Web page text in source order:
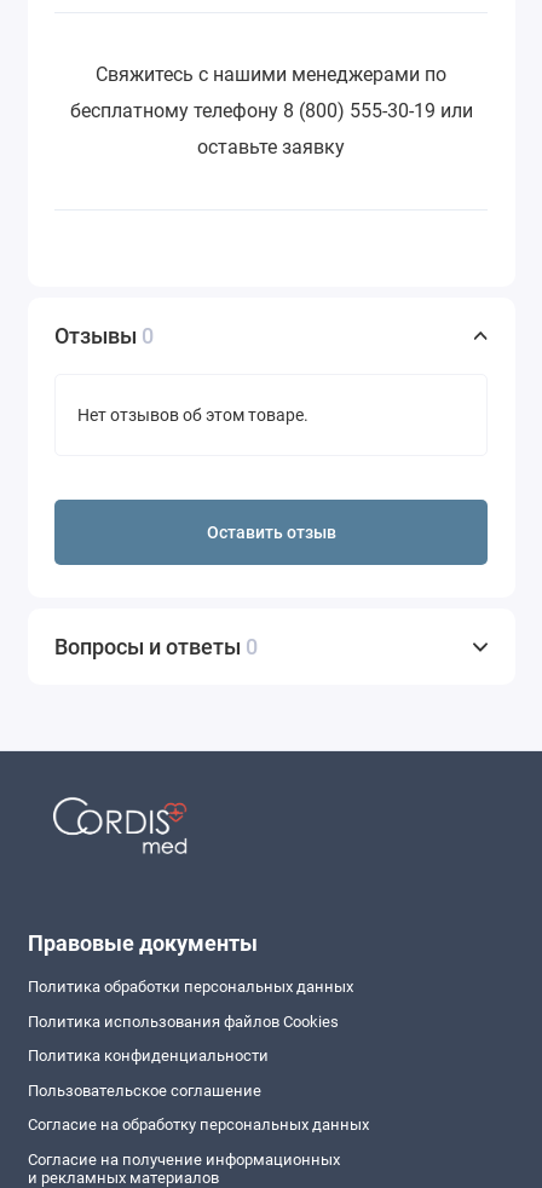
Свяжитесь с нашими менеджерами по
бесплатному телефону 8 (800) 555-30-19 или
оставьте заявку
Отзывы 0
Нет отзывов об этом товаре.
Оставить отзыв
Вопросы и ответы 0
Правовые документы
Политика обработки персональных данных
Политика использования файлов Cookies
Политика конфиденциальности
Пользовательское соглашение
Согласие на обработку персональных данных
Согласие на получение информационных
и рекламных материалов